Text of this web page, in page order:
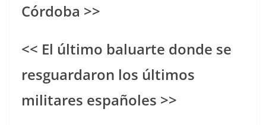
Córdoba >>
<< El último baluarte donde se
resguardaron los últimos
militares españoles >>